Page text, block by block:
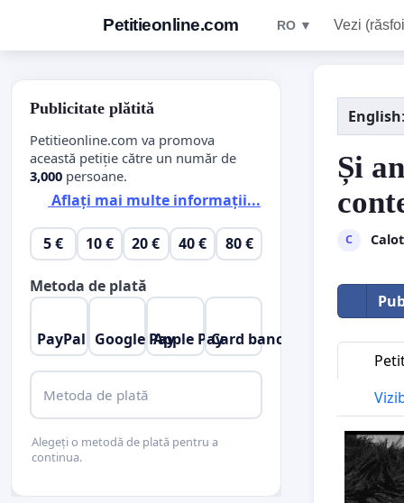
Petitieonline.com RO ▼ Vezi
English
Și
C
Publicitate plătită
Petitieonline.com va promova
această petiție către un număr de
3,000 persoane.
Aflați mai multe informații...
5 € 10 € 20 € 40 € 80 €
Metoda de plată
PayPal Google PayApple PayCard bancar
Metoda de plată
Alegeți o metodă de plată pentru a
continua.